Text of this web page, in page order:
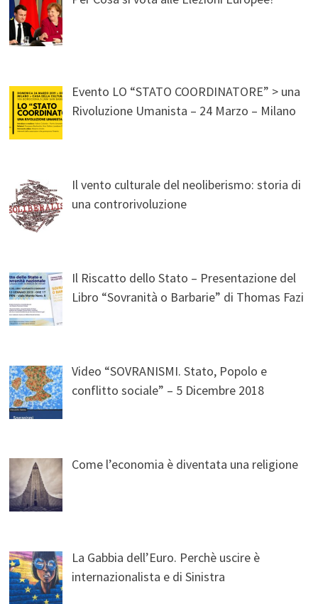
Evento LO “STATO COORDINATORE” > una
Rivoluzione Umanista – 24 Marzo – Milano
Il vento culturale del neoliberismo: storia di
una controrivoluzione
Il Riscatto dello Stato – Presentazione del
Libro “Sovranità o Barbarie” di Thomas Fazi
Video “SOVRANISMI. Stato, Popolo e
conflitto sociale” – 5 Dicembre 2018
Come l’economia è diventata una religione
La Gabbia dell’Euro. Perchè uscire è
internazionalista e di Sinistra